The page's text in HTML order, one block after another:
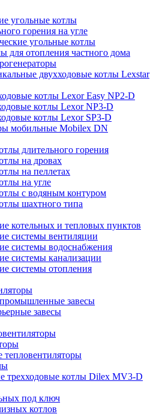
угольные котлы
горения на угле
угольные котлы
для отопления частного дома
двухходовые котлы Lexstar
котлы Lexor Easy NP2-D
котлы Lexor NP3-D
котлы Lexor SP3-D
мобильные Mobilex DN
длительного горения
на дровах
на пеллетах
на угле
с водяным контуром
шахтного типа
котельных и тепловых пунктов
системы вентиляции
системы водоснабжения
системы канализации
системы отопления
завесы
завесы
тепловентиляторы
трехходовые котлы Dilex MV3-D
под ключ
котлов